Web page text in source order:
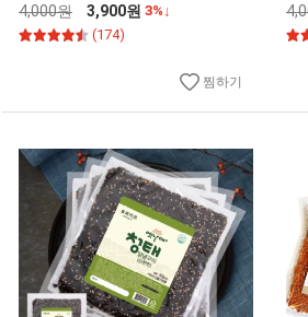
4,000원 3,900원 3%↓
(174)
찜하기